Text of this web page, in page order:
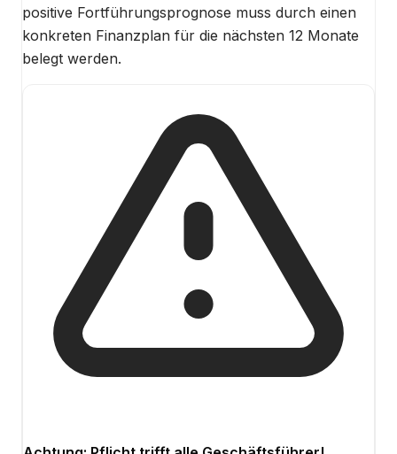
positive Fortführungsprognose muss durch einen
konkreten Finanzplan für die nächsten 12 Monate
belegt werden.